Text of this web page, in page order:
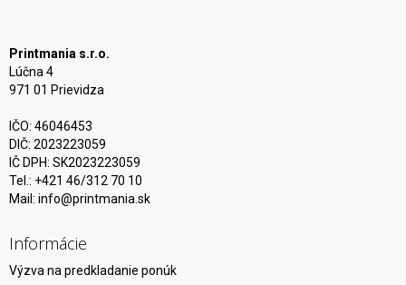
Printmania s.r.o.
Lúčna 4
971 01 Prievidza
IČO: 46046453
DIČ: 2023223059
IČ DPH: SK2023223059
Tel.: +421 46/312 70 10
Mail: info@printmania.sk
Informácie
Výzva na predkladanie ponúk